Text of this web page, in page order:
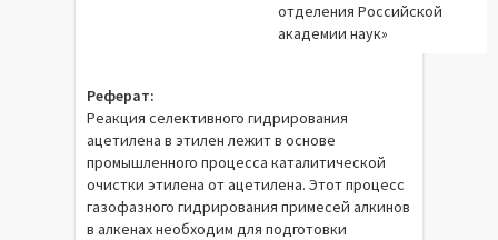
отделения Российской
академии наук»
Реферат:
Реакция селективного гидрирования
ацетилена в этилен лежит в основе
промышленного процесса каталитической
очистки этилена от ацетилена. Этот процесс
газофазного гидрирования примесей алкинов
в алкенах необходим для подготовки